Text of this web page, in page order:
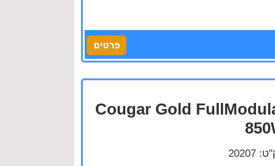
Cougar Gold